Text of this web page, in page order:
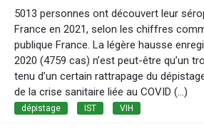
5013 personnes ont découvert leur
France en 2021, selon les chiffres
publique France. La légère hausse
2020 (4759 cas) n’est peut-être qu’un
tenu d’un certain rattrapage du
de la crise sanitaire liée au COVID (...)
dépistage IST VIH